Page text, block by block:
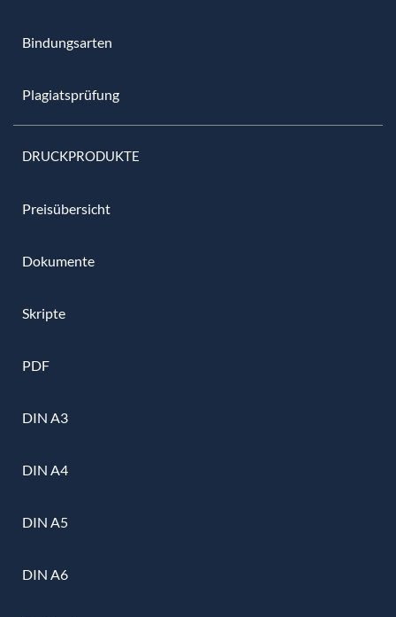
Bindungsarten
Plagiatsprüfung
DRUCKPRODUKTE
Preisübersicht
Dokumente
Skripte
PDF
DIN A3
DIN A4
DIN A5
DIN A6